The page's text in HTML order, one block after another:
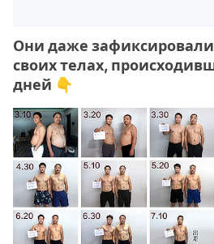
Они даже
своих телах,
дней 👇